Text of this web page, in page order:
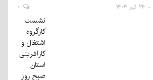
نشست
کارگروه
اشتغال و
کارآفرینی
استان
صبح روز